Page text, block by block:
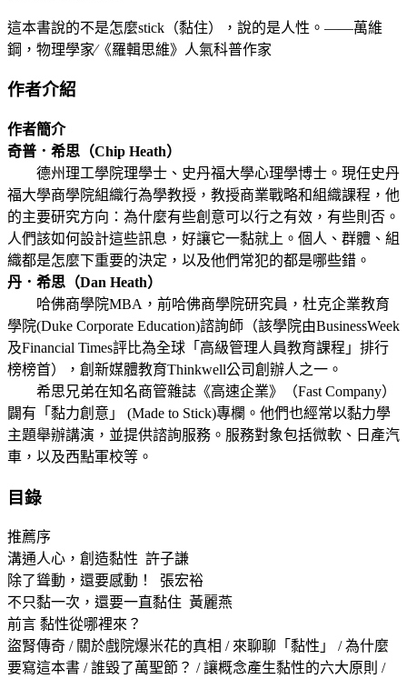
這本書說的不是怎麼stick（黏住），說的是人性。——萬維
鋼，物理學家∕《羅輯思維》人氣科普作家
作者介紹
作者簡介
奇普．希思（Chip Heath）
德州理工學院理學士、史丹福大學心理學博士。現任史丹
福大學商學院組織行為學教授，教授商業戰略和組織課程，他
的主要研究方向：為什麼有些創意可以行之有效，有些則否。
人們該如何設計這些訊息，好讓它一黏就上。個人、群體、組
織都是怎麼下重要的決定，以及他們常犯的都是哪些錯。
丹．希思（Dan Heath）
哈佛商學院MBA，前哈佛商學院研究員，杜克企業教育
學院(Duke Corporate Education)諮詢師（該學院由BusinessWeek
及Financial Times評比為全球「高級管理人員教育課程」排行
榜榜首），創新媒體教育Thinkwell公司創辦人之一。
希思兄弟在知名商管雜誌《高速企業》（Fast Company）
闢有「黏力創意」 (Made to Stick)專欄。他們也經常以黏力學
主題舉辦講演，並提供諮詢服務。服務對象包括微軟、日產汽
車，以及西點軍校等。
目錄
推薦序
溝通人心，創造黏性 許子謙
除了聳動，還要感動！ 張宏裕
不只黏一次，還要一直黏住 黃麗燕
前言 黏性從哪裡來？
盜腎傳奇 / 關於戲院爆米花的真相 / 來聊聊「黏性」 / 為什麼
要寫這本書 / 誰毀了萬聖節？ / 讓概念產生黏性的六大原則 /